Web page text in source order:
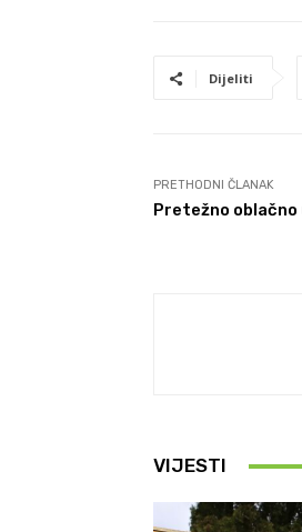
Dijeliti
PRETHODNI ČLANAK
Pretežno oblačno
VIJESTI